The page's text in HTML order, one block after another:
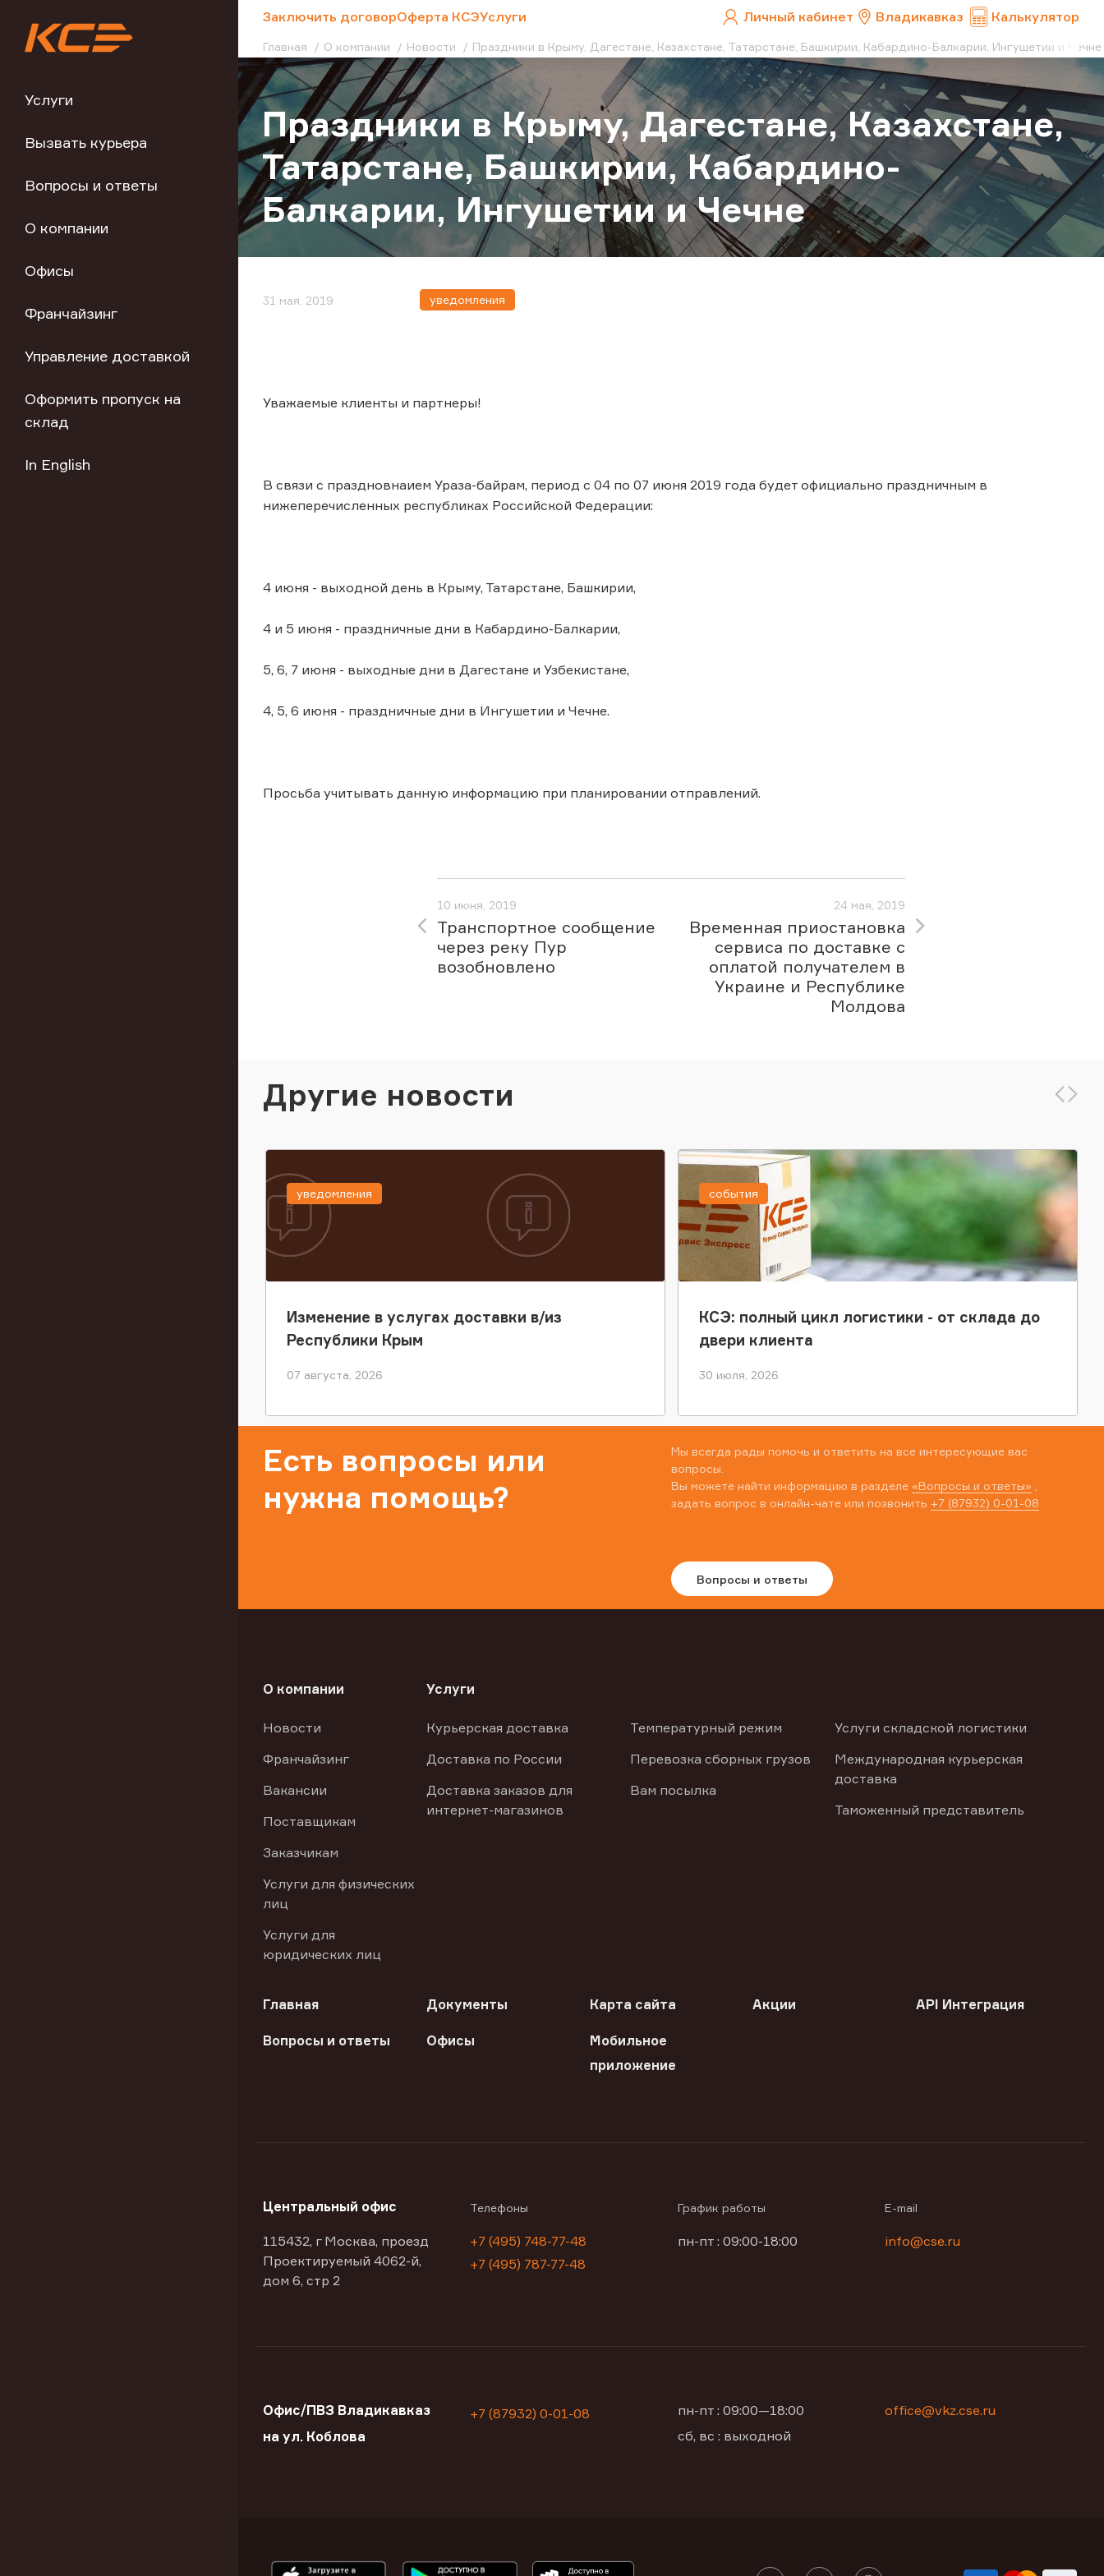
Услуги
Вызвать курьера
Вопросы и ответы
О компании
Офисы
Франчайзинг
Управление доставкой
Оформить пропуск на
склад
In English
Заключить договорОферта КСЭУслуги Личный кабинет Владикавказ Калькулятор
Главная О компании Новости Праздники в Крыму, Дагестане, Казахстане, Татарстане, Башкирии, Кабардино-Балкарии, Ингушетии и Чечне
Праздники в Крыму, Дагестане, Казахстане,
Татарстане, Башкирии, Кабардино-
Балкарии, Ингушетии и Чечне
31 мая, 2019 уведомления
Уважаемые клиенты и партнеры!
В связи с праздновнаием Ураза-байрам, период с 04 по 07 июня 2019 года будет официально праздничным в
нижеперечисленных республиках Российской Федерации:
4 июня - выходной день в Крыму, Татарстане, Башкирии,
4 и 5 июня - праздничные дни в Кабардино-Балкарии,
5, 6, 7 июня - выходные дни в Дагестане и Узбекистане,
4, 5, 6 июня - праздничные дни в Ингушетии и Чечне.
Просьба учитывать данную информацию при планировании отправлений.
10 июня, 2019
Транспортное сообщение
через реку Пур
возобновлено
24 мая, 2019
Временная приостановка
сервиса по доставке с
оплатой получателем в
Украине и Республике
Молдова
Другие новости
Изменение в услугах доставки в/из
Республики Крым
07 августа, 2026
уведомления
КСЭ: полный цикл логистики - от склада до
двери клиента
30 июля, 2026
события
Есть вопросы или
нужна помощь?
Мы всегда рады помочь и ответить на все интересующие вас
вопросы.
Вы можете найти информацию в разделе «Вопросы и ответы»
задать вопрос в онлайн-чате или позвонить +7 (87932) 0-01-08
Вопросы и ответы
О компании
Новости
Франчайзинг
Вакансии
Поставщикам
Заказчикам
Услуги для физических
лиц
Услуги для
юридических лиц
Услуги
Курьерская доставка
Доставка по России
Доставка заказов для
интернет-магазинов
Температурный режим
Перевозка сборных грузов
Вам посылка
Услуги складской логистики
Международная курьерская
доставка
Таможенный представитель
Главная Документы Карта сайта Акции API Интеграция
Вопросы и ответы Офисы
Мобильное
приложение
Центральный офис
115432, г Москва, проезд
Проектируемый 4062-й,
дом 6, стр 2
Телефоны
+7 (495) 748-77-48
+7 (495) 787-77-48
График работы
пн-пт : 09:00-18:00
E-mail
info@cse.ru
Офис/ПВЗ Владикавказ
на ул. Коблова
+7 (87932) 0-01-08
пн-пт : 09:00—18:00
сб, вс : выходной
office@vkz.cse.ru